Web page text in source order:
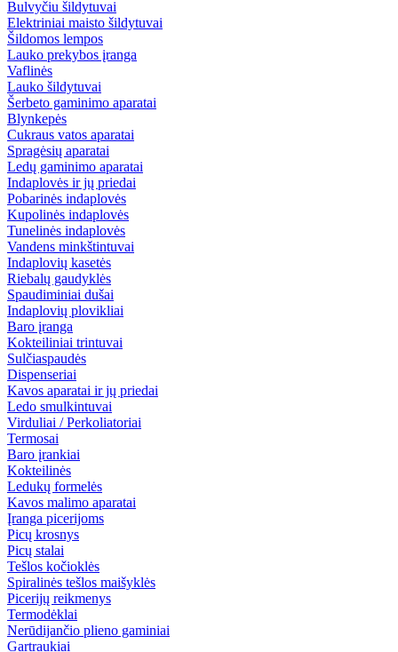
Bulvyčiu šildytuvai
Elektriniai maisto šildytuvai
Šildomos lempos
Lauko prekybos įranga
Vaflinės
Lauko šildytuvai
Šerbeto gaminimo aparatai
Blynkepės
Cukraus vatos aparatai
Spragėsių aparatai
Ledų gaminimo aparatai
Indaplovės ir jų priedai
Pobarinės indaplovės
Kupolinės indaplovės
Tunelinės indaplovės
Vandens minkštintuvai
Indaplovių kasetės
Riebalų gaudyklės
Spaudiminiai dušai
Indaplovių plovikliai
Baro įranga
Kokteiliniai trintuvai
Sulčiaspaudės
Dispenseriai
Kavos aparatai ir jų priedai
Ledo smulkintuvai
Virduliai / Perkoliatoriai
Termosai
Baro įrankiai
Kokteilinės
Ledukų formelės
Kavos malimo aparatai
Įranga picerijoms
Picų krosnys
Picų stalai
Tešlos kočioklės
Spiralinės tešlos maišyklės
Picerijų reikmenys
Termodėklai
Nerūdijančio plieno gaminiai
Gartraukiai